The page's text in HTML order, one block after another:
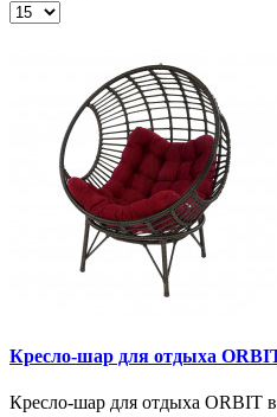
Кресло-шар для отдыха
Кресло-шар для отдыха ORBIT